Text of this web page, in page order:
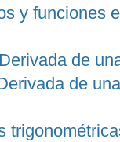
y funciones
de
de